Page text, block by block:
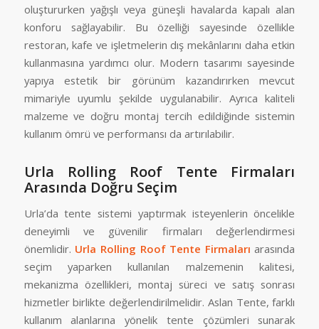
oluştururken yağışlı veya güneşli havalarda kapalı alan
konforu sağlayabilir. Bu özelliği sayesinde özellikle
restoran, kafe ve işletmelerin dış mekânlarını daha etkin
kullanmasına yardımcı olur. Modern tasarımı sayesinde
yapıya estetik bir görünüm kazandırırken mevcut
mimariyle uyumlu şekilde uygulanabilir. Ayrıca kaliteli
malzeme ve doğru montaj tercih edildiğinde sistemin
kullanım ömrü ve performansı da artırılabilir.
Urla Rolling Roof Tente Firmaları
Arasında Doğru Seçim
Urla’da tente sistemi yaptırmak isteyenlerin öncelikle
deneyimli ve güvenilir firmaları değerlendirmesi
önemlidir. Urla Rolling Roof Tente Firmaları arasında
seçim yaparken kullanılan malzemenin kalitesi,
mekanizma özellikleri, montaj süreci ve satış sonrası
hizmetler birlikte değerlendirilmelidir. Aslan Tente, farklı
kullanım alanlarına yönelik tente çözümleri sunarak